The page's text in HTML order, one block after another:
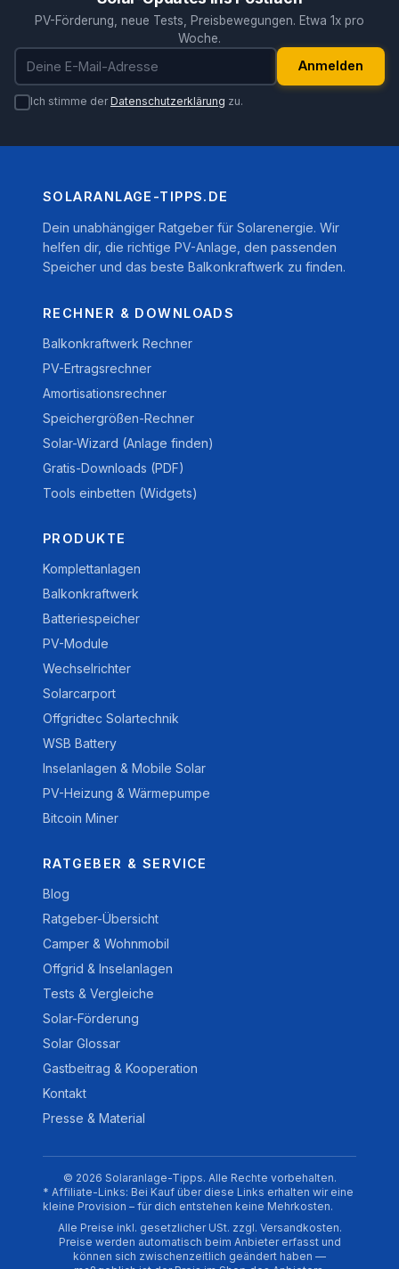
PV-Förderung, neue Tests, Preisbewegungen. Etwa 1x pro
Woche.
E-Mail-Adresse
Anmelden
Ich stimme derDatenschutzerklärung zu.
SOLARANLAGE-TIPPS.DE
Dein unabhängiger Ratgeber für Solarenergie. Wir
helfen dir, die richtige PV-Anlage, den passenden
Speicher und das beste Balkonkraftwerk zu finden.
RECHNER & DOWNLOADS
Balkonkraftwerk Rechner
PV-Ertragsrechner
Amortisationsrechner
Speichergrößen-Rechner
Solar-Wizard (Anlage finden)
Gratis-Downloads (PDF)
Tools einbetten (Widgets)
PRODUKTE
Komplettanlagen
Balkonkraftwerk
Batteriespeicher
PV-Module
Wechselrichter
Solarcarport
Offgridtec Solartechnik
WSB Battery
Inselanlagen & Mobile Solar
PV-Heizung & Wärmepumpe
Bitcoin Miner
RATGEBER & SERVICE
Blog
Ratgeber-Übersicht
Camper & Wohnmobil
Offgrid & Inselanlagen
Tests & Vergleiche
Solar-Förderung
Solar Glossar
Gastbeitrag & Kooperation
Kontakt
Presse & Material
© 2026 Solaranlage-Tipps. Alle Rechte vorbehalten.
* Affiliate-Links: Bei Kauf über diese Links erhalten wir eine
kleine Provision – für dich entstehen keine Mehrkosten.
Alle Preise inkl. gesetzlicher USt. zzgl. Versandkosten.
Preise werden automatisch beim Anbieter erfasst und
können sich zwischenzeitlich geändert haben —